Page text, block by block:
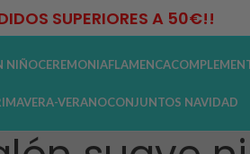
SUPERIORES A 50€!!
NIÑOCEREMONIAFLAMENCA
VERANOCONJUNTOS NAVIDAD